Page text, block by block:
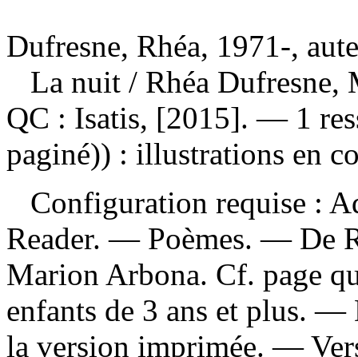
Dufresne, Rhéa, 1971-,
La nuit / Rhéa
QC : Isatis, [2015]. — 1
paginé)) : illustrations en
Configuration requise :
Reader. — Poèmes. — De
Marion Arbona. Cf. page
enfants de 3 ans et plus. —
la version imprimée. —